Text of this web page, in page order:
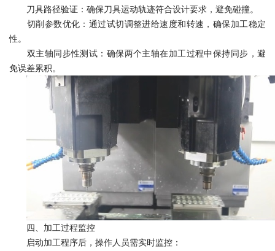
刀具路径验证：确保刀具运动轨迹符合设计要求，避免碰撞。
切削参数优化：通过试切调整进给速度和转速，确保加工稳定
性。
双主轴同步性测试：确保两个主轴在加工过程中保持同步，避
免误差累积。
四、加工过程监控
启动加工程序后，操作人员需实时监控：